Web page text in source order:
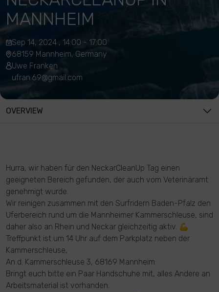
MANNHEIM
Sep 14, 2024 , 14:00 - 17:00
68159 Mannheim, Germany
Uwe Franken
ufran.69@gmail.com
OVERVIEW
Hurra, wir haben für den NeckarCleanUp Tag einen
geeigneten Bereich gefunden, der auch vom Veterinäramt
genehmigt wurde.
Wir reinigen zusammen mit den Surfridern Baden-Pfalz den
Uferbereich rund um die Mannheimer Kammerschleuse, sind
daher also an Rhein und Neckar gleichzeitig aktiv. 💪
Treffpunkt ist um 14 Uhr auf dem Parkplatz neben der
Kammerschleuse,
An d. Kammerschleuse 3, 68169 Mannheim
Bringt euch bitte ein Paar Handschuhe mit, alles Andere an
Arbeitsmaterial ist vorhanden.